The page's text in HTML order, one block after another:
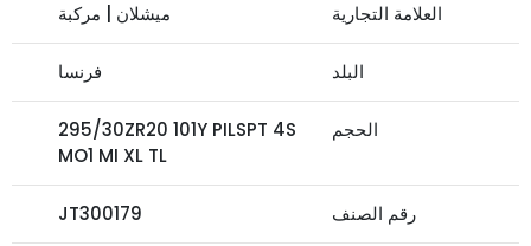
العلامة التجارية ميشلان | مركبة
البلد فرنسا
الحجم
295/30ZR20 101Y PILSPT 4S
MO1 MI XL TL
رقم الصنف JT300179